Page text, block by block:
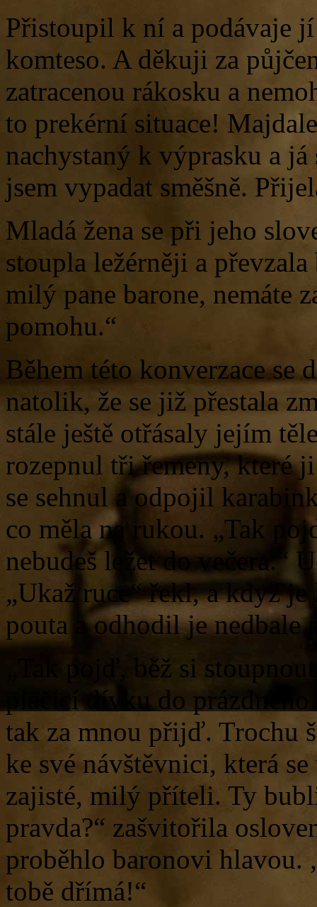
Přistoupil k ní a podávaje
komteso. A děkuji za
zatracenou rákosku a
to prekérní situace!
nachystaný k výprasku a
jsem vypadat směšně.
Mladá žena se při jeho
stoupla ležérněji a
milý pane barone, nemáte
pomohu.“
Během této konverzace se
natolik, že se již přestala
stále ještě otřásaly jejím
rozepnul tři řemeny, které
se sehnul a odpojil
co měla na rukou. „Tak
nebudeš ležet do večera.“
„Ukaž ruce“ řekl, a když
pouta a odhodil je nedbale
„Tak pojď, běž si
plačící dívku do
tak za mnou přijď. Trochu
ke své návštěvnici, která
zajisté, milý příteli. Ty
pravda?“ zašvitořila
proběhlo baronovi hlavou.
tobě dřímá!“